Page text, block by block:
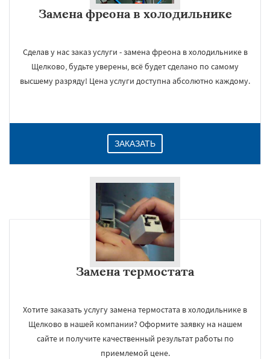
Замена фреона в холодильнике
Сделав у нас заказ услуги - замена фреона в холодильнике в
Щелково, будьте уверены, всё будет сделано по самому
высшему разряду! Цена услуги доступна абсолютно каждому.
ЗАКАЗАТЬ
Замена термостата
Хотите заказать услугу замена термостата в холодильнике в
Щелково в нашей компании? Оформите заявку на нашем
сайте и получите качественный результат работы по
приемлемой цене.